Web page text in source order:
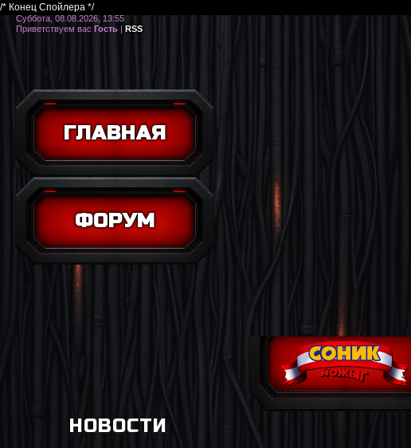
/* Конец Спойлера */
ГЛАВНАЯ
ФОРУМ
Суббота, 08.08.2026, 13:55
Приветствуем вас Гость | RSS
НОВОСТИ